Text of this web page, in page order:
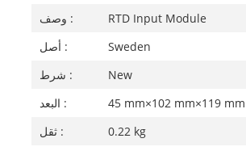
وصف :
RTD Input Module
أصل :
Sweden
شرط :
New
البعد :
45 mm×102 mm×119 mm
ثقل :
0.22 kg